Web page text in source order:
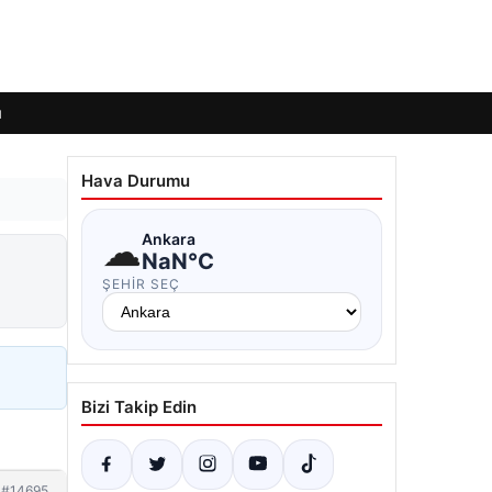
Hava Durumu
☁Ankara
NaN°C
ŞEHIR SEÇ
Bizi Takip Edin